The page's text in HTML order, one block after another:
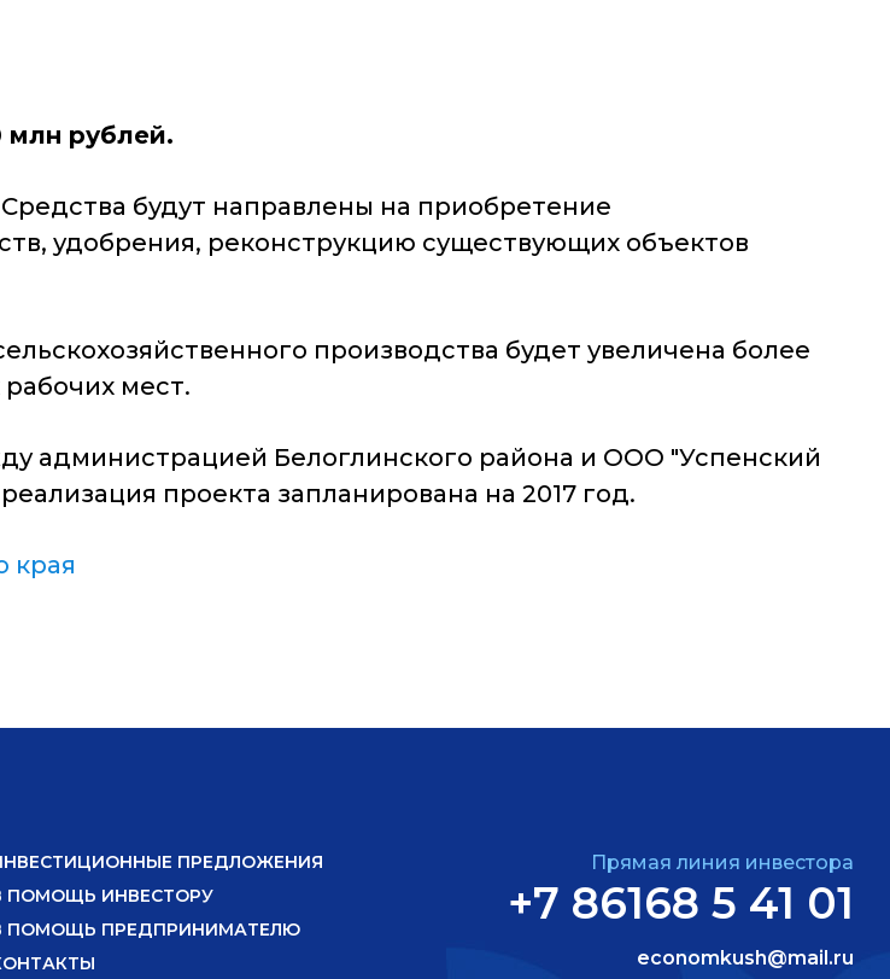
млн рублей.
будут направлены на приобретение
удобрения, реконструкцию существующих объектов
производства будет увеличена более
мест.
администрацией Белоглинского района и ООО "Успенский
проекта запланирована на 2017 год.
края
ПРЕДЛОЖЕНИЯ
ПОМОЩЬ ИНВЕСТОРУ
ПОМОЩЬ ПРЕДПРИНИМАТЕЛЮ
Прямая линия инвестора
+7 86168 5 41 01
economkush@mail.ru